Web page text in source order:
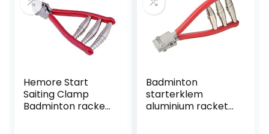
Hemore Start
Saiting Clamp
Badminton racket
Badminton
starterklem
aluminium racket